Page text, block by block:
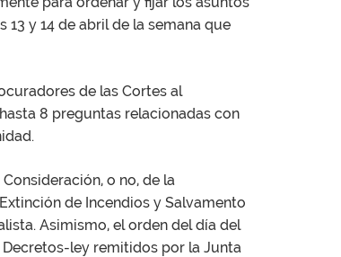
y 14 de abril de la semana que
de las Cortes al
8 preguntas relacionadas con
o no, de la
de Incendios y Salvamento
Asimismo, el orden del día del
ley remitidos por la Junta